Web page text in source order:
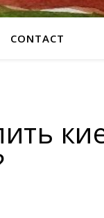
CONTACT